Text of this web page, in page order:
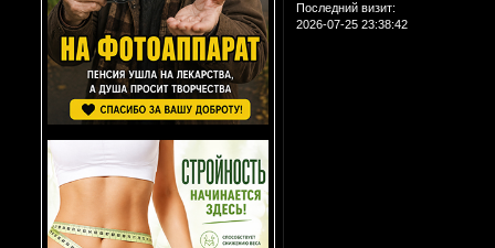
Последний визит:
2026-07-25 23:38:42